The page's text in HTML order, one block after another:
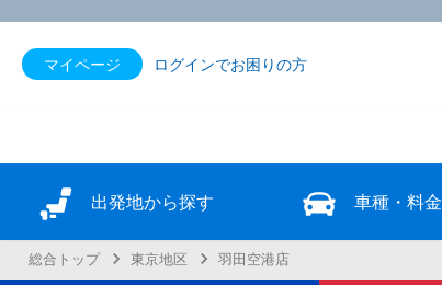
マイページ ログインでお困りの方
出発地から探す 車種・料金
総合トップ 東京地区 羽田空港店